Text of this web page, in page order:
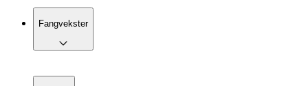
Fangvekster